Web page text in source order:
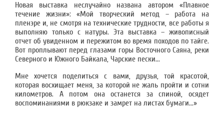
Новая выставка неслучайно названа автором «Плавное
течение жизни»: «Мой творческий метод – работа на
пленэре и, не смотря на технические трудности, все работы я
выполняю только с натуры. Эта выставка – живописный
отчет об увиденном и пережитом во время походов по тайге.
Вот проплывают перед глазами горы Восточного Саяна, реки
Северного и Южного Байкала, Чарские пески...
Мне хочется поделиться с вами, друзья, той красотой,
которая восхищает меня, за которой не жаль пройти и сотни
километров. А потом она останется за спиной, осядет
воспоминаниями в рюкзаке и замрет на листах бумаги...»